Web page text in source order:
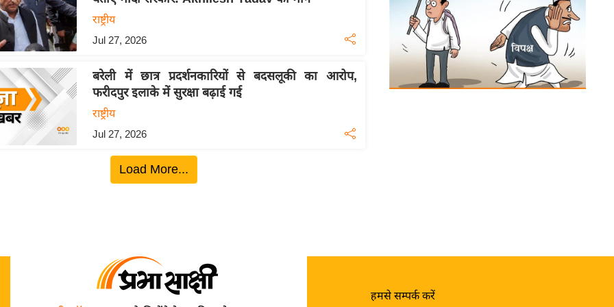
राष्ट्रीय
Jul 27, 2026
बरेली में छात्र प्रदर्शनकारियों से बदसलूकी का आरोप,
फरीदपुर इलाके में सुरक्षा बढ़ाई गई
राष्ट्रीय
Jul 27, 2026
Load More...
हमसे सम्पर्क करें